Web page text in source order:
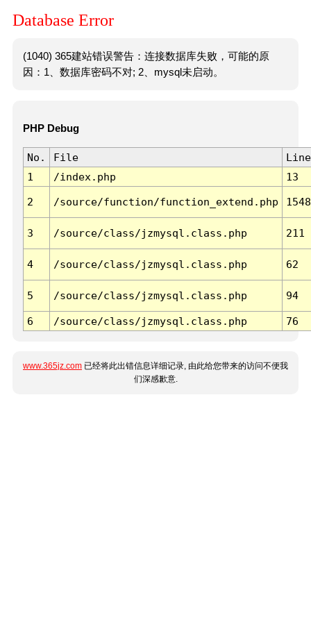
Database Error
(1040) 365建站错误警告：连接数据库失败，可能的原
因：1、数据库密码不对; 2、mysql未启动。
PHP Debug
No. File
Line
1
/index.php 13
2 /source/function/function_extend.php 1548
3 /source/class/jzmysql.class.php 211
4 /source/class/jzmysql.class.php 62
5 /source/class/jzmysql.class.php 94
6 /source/class/jzmysql.class.php 76
www.365jz.com 已经将此出错信息详细记录, 由此给您带来的访问不便我
们深感歉意.